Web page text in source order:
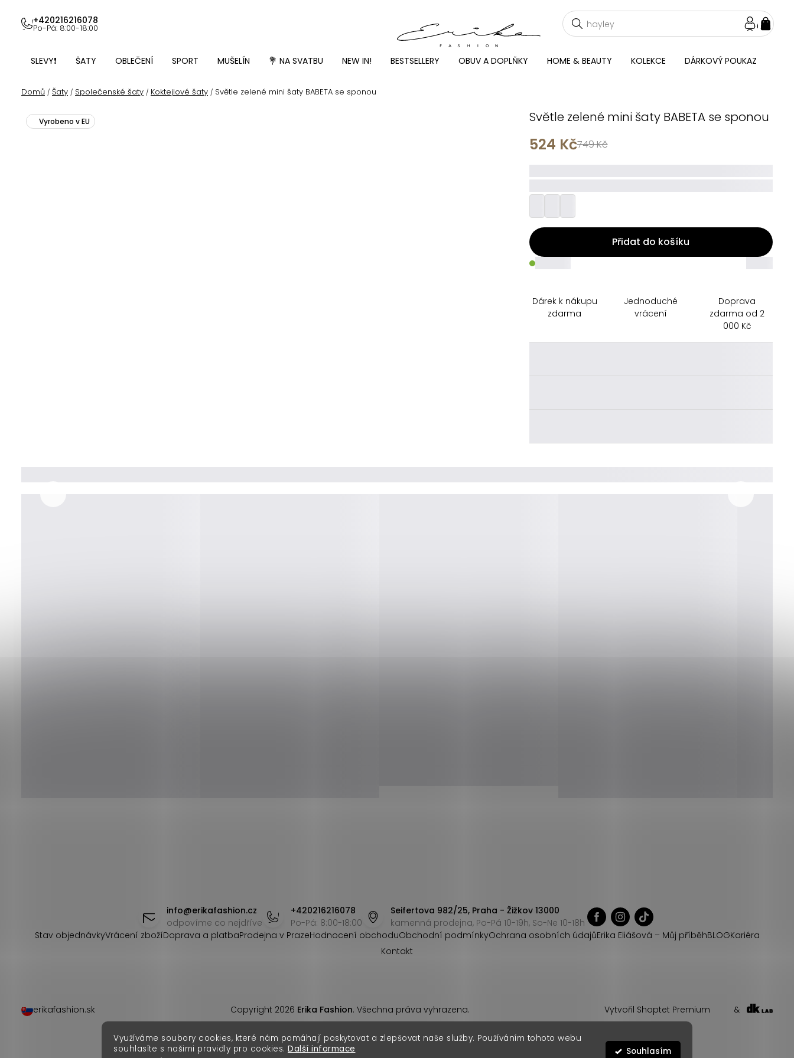
Využíváme soubory cookies, které nám pomáhají poskytovat a zlepšovat naše služby. Používáním tohoto webu
souhlasíte s našimi pravidly pro cookies. Další informace Souhlasím
obsah
+420216216078
Po-Pá: 8:00-18:00
SLEVY❗ ŠATY OBLEČENÍ SPORT MUŠELÍN 💐 NA SVATBU NEW IN! BESTSELLERY OBUV A DOPLŇKY HOME & BEAUTY KOLEKCE DÁRKOVÝ POUKAZ
Domů / Šaty / Společenské šaty / Koktejlové šaty / Světle zelené mini šaty BABETA se sponou
Světle zelené mini šaty BABETA se sponou
Vyrobeno v EU
749 Kč
524 Kč
Přidat do košíku
_____
Dárek k nákupu
zdarma
Jednoduché
vrácení
Doprava
zdarma od 2
000 Kč
info@erikafashion.cz
odpovíme co nejdříve
+420216216078
Po-Pá: 8:00-18:00
Seifertova 982/25, Praha - Žižkov 13000
kamenná prodejna, Po-Pá 10-19h, So-Ne 10-18h
Stav objednávkyVrácení zbožíDoprava a platbaProdejna v PrazeHodnocení obchoduObchodní podmínkyOchrana osobních údajůErika Eliášová – Můj příběhBLOGKariéra
Kontakt
Vytvořil Shoptet Premium &
Copyright 2026 Erika Fashion. Všechna práva vyhrazena.
erikafashion.sk